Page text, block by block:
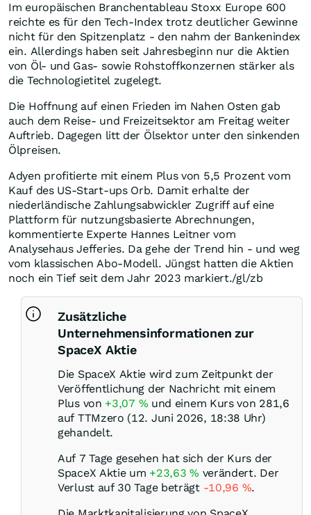
Im europäischen Branchentableau Stoxx Europe 600
reichte es für den Tech-Index trotz deutlicher Gewinne
nicht für den Spitzenplatz - den nahm der Bankenindex
ein. Allerdings haben seit Jahresbeginn nur die Aktien
von Öl- und Gas- sowie Rohstoffkonzernen stärker als
die Technologietitel zugelegt.
Die Hoffnung auf einen Frieden im Nahen Osten gab
auch dem Reise- und Freizeitsektor am Freitag weiter
Auftrieb. Dagegen litt der Ölsektor unter den sinkenden
Ölpreisen.
Adyen profitierte mit einem Plus von 5,5 Prozent vom
Kauf des US-Start-ups Orb. Damit erhalte der
niederländische Zahlungsabwickler Zugriff auf eine
Plattform für nutzungsbasierte Abrechnungen,
kommentierte Experte Hannes Leitner vom
Analysehaus Jefferies. Da gehe der Trend hin - und weg
vom klassischen Abo-Modell. Jüngst hatten die Aktien
noch ein Tief seit dem Jahr 2023 markiert./gl/zb
Zusätzliche
Unternehmensinformationen zur
SpaceX Aktie
Die SpaceX Aktie wird zum Zeitpunkt der
Veröffentlichung der Nachricht mit einem
Plus von +3,07 % und einem Kurs von 281,6
auf TTMzero (12. Juni 2026, 18:38 Uhr)
gehandelt.
Auf 7 Tage gesehen hat sich der Kurs der
SpaceX Aktie um +23,63% verändert. Der
Verlust auf 30 Tage beträgt -10,96 %.